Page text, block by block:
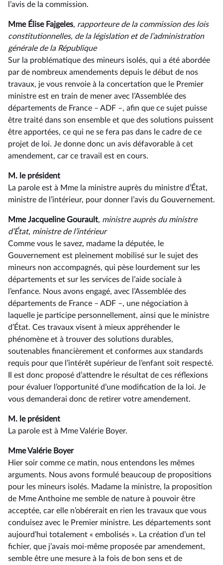
l’avis de la commission.
Mme Élise Fajgeles, rapporteure de la commission des lois
constitutionnelles, de la législation et de l’administration
générale de la République
Sur la problématique des mineurs isolés, qui a été abordée
par de nombreux amendements depuis le début de nos
travaux, je vous renvoie à la concertation que le Premier
ministre est en train de mener avec l’Assemblée des
départements de France –⁠ ADF –, afin que ce sujet puisse
être traité dans son ensemble et que des solutions puissent
être apportées, ce qui ne se fera pas dans le cadre de ce
projet de loi. Je donne donc un avis défavorable à cet
amendement, car ce travail est en cours.
M. le président
La parole est à Mme la ministre auprès du ministre d’État,
ministre de l’intérieur, pour donner l’avis du Gouvernement.
Mme Jacqueline Gourault, ministre auprès du ministre
d’État, ministre de l’intérieur
Comme vous le savez, madame la députée, le
Gouvernement est pleinement mobilisé sur le sujet des
mineurs non accompagnés, qui pèse lourdement sur les
départements et sur les services de l’aide sociale à
l’enfance. Nous avons engagé, avec l’Assemblée des
départements de France –⁠ ADF –, une négociation à
laquelle je participe personnellement, ainsi que le ministre
d’État. Ces travaux visent à mieux appréhender le
phénomène et à trouver des solutions durables,
soutenables financièrement et conformes aux standards
requis pour que l’intérêt supérieur de l’enfant soit respecté.
Il est donc proposé d’attendre le résultat de ces réflexions
pour évaluer l’opportunité d’une modification de la loi. Je
vous demanderai donc de retirer votre amendement.
M. le président
La parole est à Mme Valérie Boyer.
Mme Valérie Boyer
Hier soir comme ce matin, nous entendons les mêmes
arguments. Nous avons formulé beaucoup de propositions
pour les mineurs isolés. Madame la ministre, la proposition
de Mme Anthoine me semble de nature à pouvoir être
acceptée, car elle n’obérerait en rien les travaux que vous
conduisez avec le Premier ministre. Les départements sont
aujourd’hui totalement « embolisés ». La création d’un tel
fichier, que j’avais moi-même proposée par amendement,
semble être une mesure à la fois de bon sens et de